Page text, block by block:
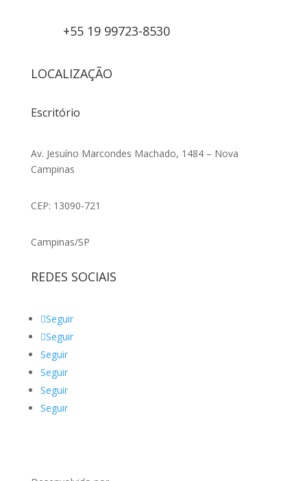
+55 19 99723-8530
LOCALIZAÇÃO
Escritório
Av. Jesuíno Marcondes Machado, 1484 – Nova
Campinas
CEP: 13090-721
Campinas/SP
REDES SOCIAIS
Seguir
Seguir
Seguir
Seguir
Seguir
Seguir